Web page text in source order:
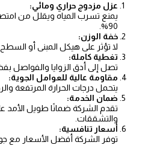
عزل مزدوج حراري ومائي:
يمنع تسرب المياه ويقلل من
90%.
خفة الوزن:
لا تؤثر على هيكل المبنى أو
تغطية كاملة:
تصل إلى أدق الزوايا والفواصل
مقاومة عالية للعوامل الجوية:
يتحمل درجات الحرارة المرتفعة
ضمان الخدمة:
تقدم الشركة ضمانًا طويل الأمد
والتشققات.
أسعار تنافسية:
توفر الشركة أفضل الأسعار مع